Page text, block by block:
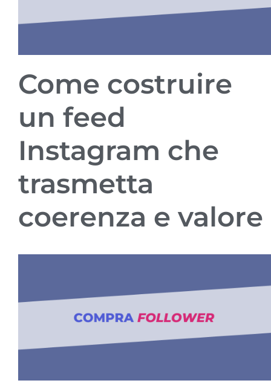
Come costruire
un feed
Instagram che
trasmetta
coerenza e valore